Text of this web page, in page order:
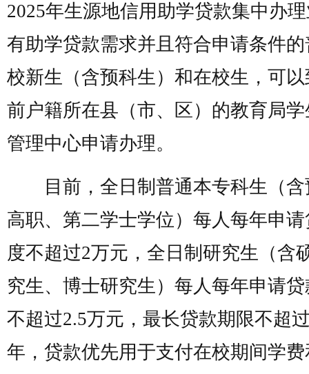
2025年生源地信用助学贷款集中办
有助学贷款需求并且符合申请条件
校新生（含预科生）和在校生，可
前户籍所在县（市、区）的教育局
管理中心申请办理。
目前，全日制普通本专科生（含
高职、第二学士学位）每人每年申
度不超过2万元，全日制研究生（含
究生、博士研究生）每人每年申请
不超过2.5万元，最长贷款期限不超
年，贷款优先用于支付在校期间学